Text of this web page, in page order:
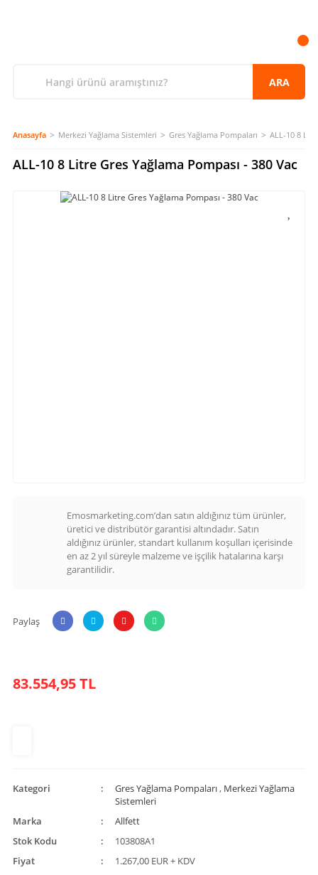
ARA
Anasayfa Merkezi Yağlama Sistemleri Gres Yağlama Pompaları ALL-10 8
ALL-10 8 Litre Gres Yağlama Pompası - 380 Vac
Emosmarketing.com’dan satın aldığınız tüm ürünler,
üretici ve distribütör garantisi altındadır. Satın
aldığınız ürünler, standart kullanım koşulları içerisinde
en az 2 yıl süreyle malzeme ve işçilik hatalarına karşı
garantilidir.
Paylaş
83.554,95 TL
Kategori Gres Yağlama Pompaları, Merkezi Yağlama
Sistemleri
Marka
Allfett
Stok Kodu
103808A1
Fiyat
1.267,00 EUR + KDV